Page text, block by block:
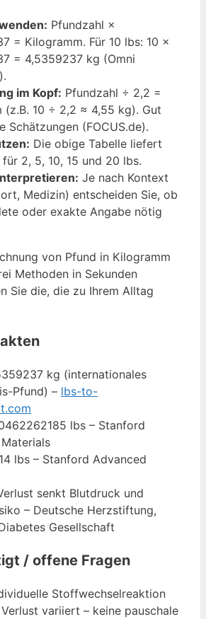
Pfundzahl ×
= Kilogramm. Für 10 lbs: 10 ×
= 4,5359237 kg (Omni
im Kopf: Pfundzahl ÷ 2,2 =
(z.B. 10 ÷ 2,2 ≈ 4,55 kg). Gut
Schätzungen (FOCUS.de).
Die obige Tabelle liefert
2, 5, 10, 15 und 20 lbs.
Je nach Kontext
Medizin) entscheiden Sie, ob
oder exakte Angabe nötig
von Pfund in Kilogramm
Methoden in Sekunden
Sie die, die zu Ihrem Alltag
kg (internationales
Pfund) – lbs-to-
lbs – Stanford
lbs – Stanford Advanced
senkt Blutdruck und
– Deutsche Herzstiftung,
Gesellschaft
/ offene Fragen
Stoffwechselreaktion
variiert – keine pauschale